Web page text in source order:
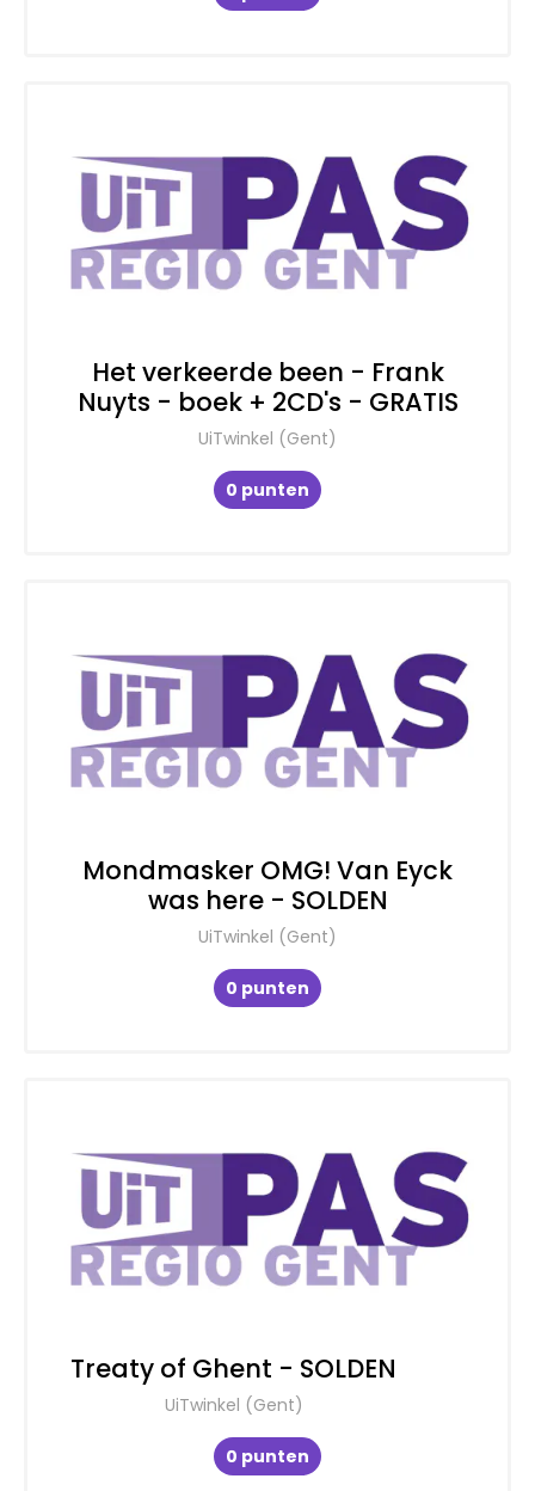
Het verkeerde been - Frank
Nuyts - boek + 2CD's - GRATIS
UiTwinkel (Gent)
0 punten
Mondmasker OMG! Van Eyck
was here - SOLDEN
UiTwinkel (Gent)
0 punten
Treaty of Ghent - SOLDEN
UiTwinkel (Gent)
0 punten